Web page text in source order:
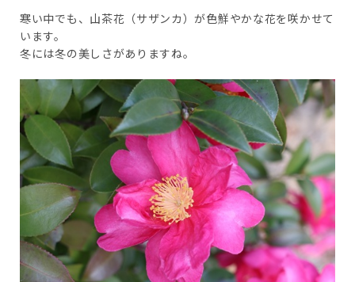
寒い中でも、山茶花（サザンカ）が色鮮やかな花を咲かせて
います。
冬には冬の美しさがありますね。